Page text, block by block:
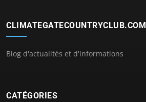
CLIMATEGATECOUNTRYCLUB.COM
Blog d'actualités et d'informations
CATÉGORIES